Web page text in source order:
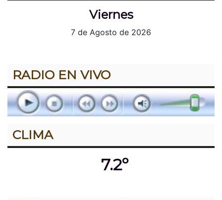
Viernes
7 de Agosto de 2026
RADIO EN VIVO
CLIMA
7.2º